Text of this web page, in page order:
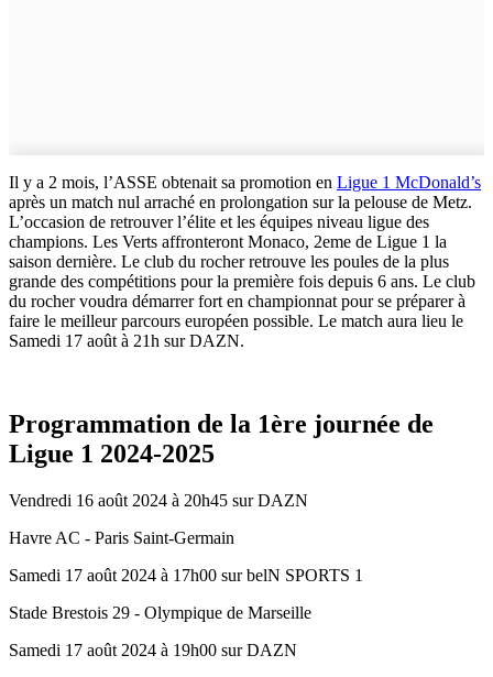
Il y a 2 mois, l’ASSE obtenait sa promotion en Ligue 1 McDonald’s
après un match nul arraché en prolongation sur la pelouse de Metz.
L’occasion de retrouver l’élite et les équipes niveau ligue des
champions. Les Verts affronteront Monaco, 2eme de Ligue 1 la
saison dernière. Le club du rocher retrouve les poules de la plus
grande des compétitions pour la première fois depuis 6 ans. Le club
du rocher voudra démarrer fort en championnat pour se préparer à
faire le meilleur parcours européen possible. Le match aura lieu le
Samedi 17 août à 21h sur DAZN.
Programmation de la 1ère journée de
Ligue 1 2024-2025
Vendredi 16 août 2024 à 20h45 sur DAZN
Havre AC - Paris Saint-Germain
Samedi 17 août 2024 à 17h00 sur belN SPORTS 1
Stade Brestois 29 - Olympique de Marseille
Samedi 17 août 2024 à 19h00 sur DAZN